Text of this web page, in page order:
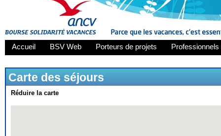
Accueil BSV Web Porteurs de projets
Carte des séjours
Réduire la carte